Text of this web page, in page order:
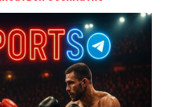
боев UFC
даже нельзя ,такое как ты назвать!